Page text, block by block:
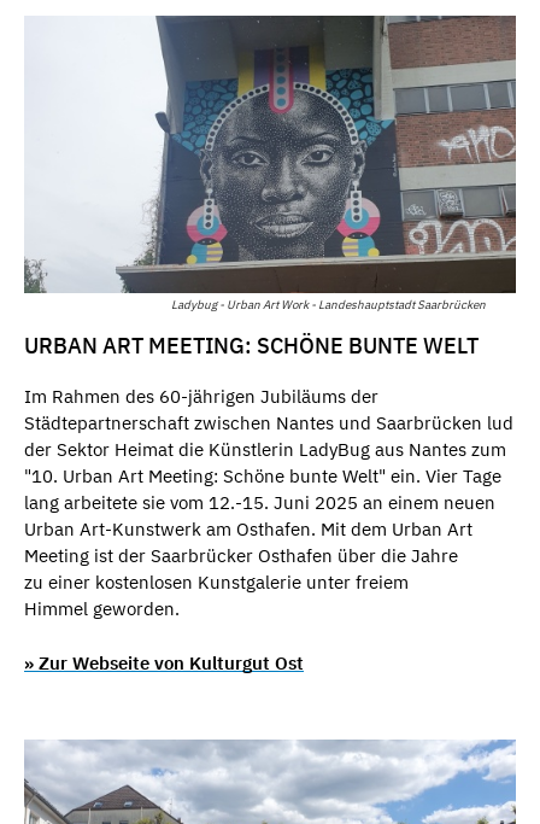
Ladybug - Urban Art Work - Landeshauptstadt Saarbrücken
URBAN ART MEETING: SCHÖNE BUNTE WELT
Im Rahmen des 60-jährigen Jubiläums der
Städtepartnerschaft zwischen Nantes und Saarbrücken lud
der Sektor Heimat die Künstlerin LadyBug aus Nantes zum
"10. Urban Art Meeting: Schöne bunte Welt" ein. Vier Tage
lang arbeitete sie vom 12.-15. Juni 2025 an einem neuen
Urban Art-Kunstwerk am Osthafen. Mit dem Urban Art
Meeting ist der Saarbrücker Osthafen über die Jahre
zu einer kostenlosen Kunstgalerie unter freiem
Himmel geworden.
» Zur Webseite von Kulturgut Ost